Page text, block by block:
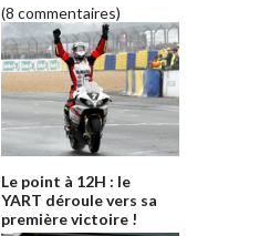
(8 commentaires)
Le point à 12H : le
YART déroule vers sa
première victoire !